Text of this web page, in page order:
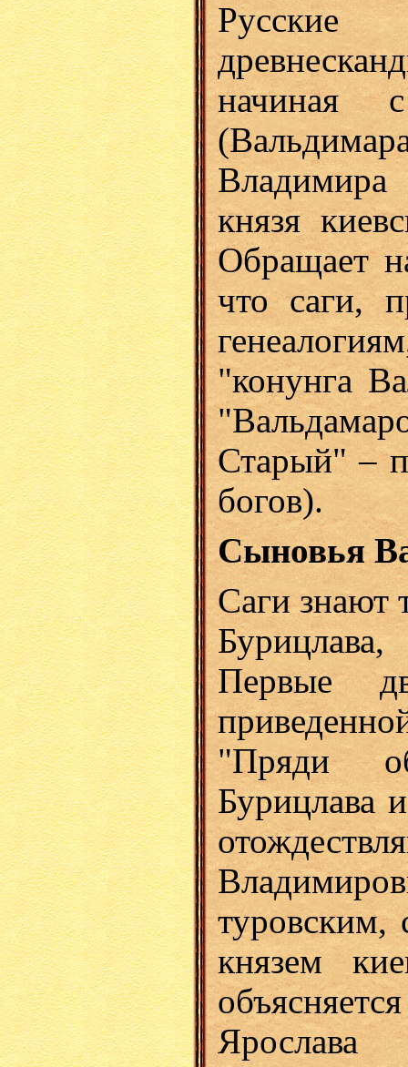
начиная
Владимира
князя
Обращает
что саги,
"конунга
Старый" –
богов).
Сыновья
Саги знают
Первые
"Пряди
Бурицлава
туровским,
князем